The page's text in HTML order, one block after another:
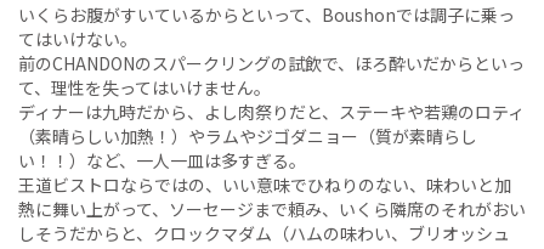
いくらお腹がすいているからといって、Boushonでは調子に乗っ
てはいけない。
前のCHANDONのスパークリングの試飲で、ほろ酔いだからといっ
て、理性を失ってはいけません。
ディナーは九時だから、よし肉祭りだと、ステーキや若鶏のロティ
（素晴らしい加熱！）やラムやジゴダニョー（質が素晴らし
い！！）など、一人一皿は多すぎる。
王道ビストロならではの、いい意味でひねりのない、味わいと加
熱に舞い上がって、ソーセージまで頼み、いくら隣席のそれがおい
しそうだからと、クロックマダム（ハムの味わい、ブリオッシュ